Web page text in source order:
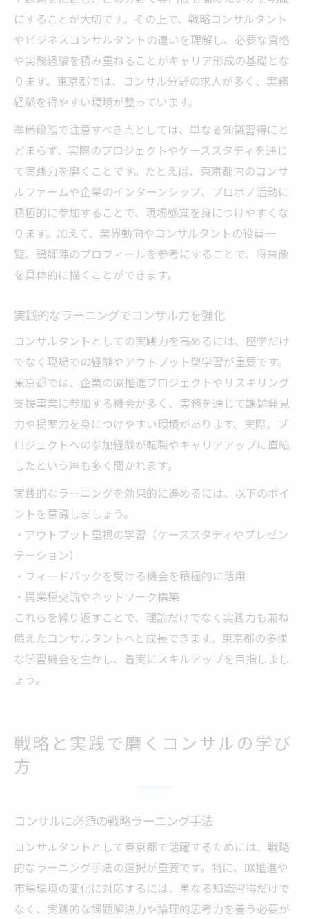
にすることが大切です。その上で、戦略コンサルタント
やビジネスコンサルタントの違いを理解し、必要な資格
や実務経験を積み重ねることがキャリア形成の基礎とな
ります。東京都では、コンサル分野の求人が多く、実務
経験を得やすい環境が整っています。
準備段階で注意すべき点としては、単なる知識習得にと
どまらず、実際のプロジェクトやケーススタディを通じ
て実践力を磨くことです。たとえば、東京都内のコンサ
ルファームや企業のインターンシップ、プロボノ活動に
積極的に参加することで、現場感覚を身につけやすくな
ります。加えて、業界動向やコンサルタントの役員一
覧、講師陣のプロフィールを参考にすることで、将来像
を具体的に描くことができます。
実践的なラーニングでコンサル力を強化
コンサルタントとしての実践力を高めるには、座学だけ
でなく現場での経験やアウトプット型学習が重要です。
東京都では、企業のDX推進プロジェクトやリスキリング
支援事業に参加する機会が多く、実務を通じて課題発見
力や提案力を身につけやすい環境があります。実際、プ
ロジェクトへの参加経験が転職やキャリアアップに直結
したという声も多く聞かれます。
実践的なラーニングを効果的に進めるには、以下のポイ
ントを意識しましょう。
・アウトプット重視の学習（ケーススタディやプレゼン
テーション）
・フィードバックを受ける機会を積極的に活用
・異業種交流やネットワーク構築
これらを繰り返すことで、理論だけでなく実践力も兼ね
備えたコンサルタントへと成長できます。東京都の多様
な学習機会を生かし、着実にスキルアップを目指しまし
ょう。
戦略と実践で磨くコンサルの学び
方
コンサルに必須の戦略ラーニング手法
コンサルタントとして東京都で活躍するためには、戦略
的なラーニング手法の選択が重要です。特に、DX推進や
市場環境の変化に対応するには、単なる知識習得だけで
なく、実践的な課題解決力や論理的思考力を養う必要が